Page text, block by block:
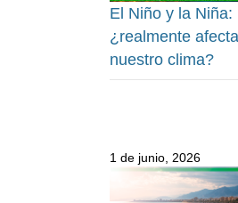
El Niño y la Niña:
¿realmente
nuestro clima?
1 de junio, 2026